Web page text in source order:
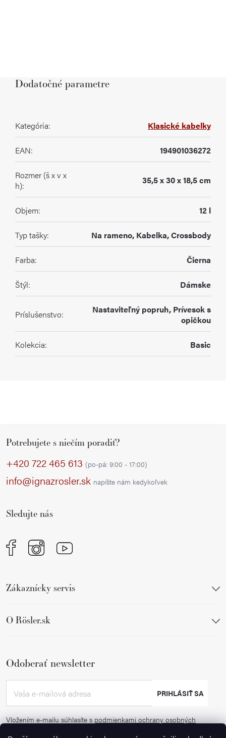
Dodatočné parametre
Kategória: Klasické kabelky
EAN: 194901036272
Rozmer (š x v x
h): 35,5 x 30 x 18,5 cm
Objem: 12 l
Typ tašky: Na rameno, Kabelka, Crossbody
Farba: Čierna
Štýl: Dámske
Príslušenstvo:
Nastaviteľný popruh, Prívesok s
opičkou
Kolekcia: Basic
Potrebujete s niečím poradiť?
+420 722 465 613 (po-pá: 9:00 - 17:00)
info@ignazrosler.sk napíšte nám kedykoľvek
Sledujte nás
Zákaznícky servis
O Rösler.sk
Odoberať newsletter
Vložením e-mailu súhlasíte spodmienkami ochrany osobných
PRIHLÁSIŤ SA